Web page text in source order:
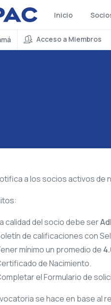
Inicio
Acceso a Miembros
a los socios activos de
calidad del socio debe ser
de calificaciones con
mínimo un promedio de
de Nacimiento.
el Formulario de
se hace en base al